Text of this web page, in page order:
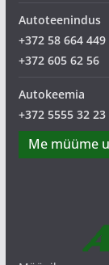
Autoteenindus
+372 58 664 449
+372 605 62 56
Autokeemia
+372 5555 32 23
Me müüme